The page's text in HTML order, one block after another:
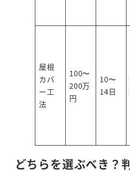
屋根
カバ
ー工
法
100〜
200万
円
10〜
14日
どちらを選ぶべき？